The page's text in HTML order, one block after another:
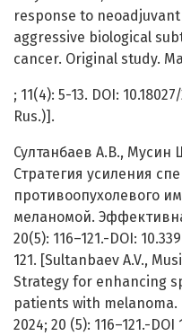
response to
aggressive biological
cancer. Original study.
; 11(4): 5-13. DOI:
Rus.)].
Султанбаев А.В.,
Стратегия усиления
противоопухолевого
меланомой.
20(5): 116–121.-DOI:
121. [Sultanbaev A.V.,
Strategy for enhancing
patients with
2024; 20 (5): 116–121.-